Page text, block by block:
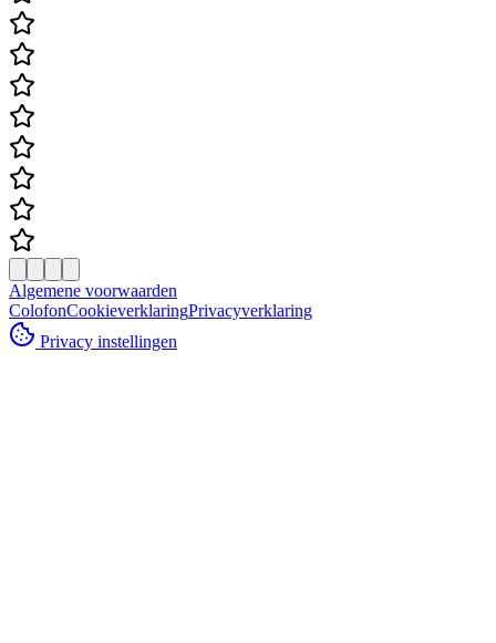
Algemene voorwaarden
ColofonCookieverklaringPrivacyverklaring
Privacy instellingen